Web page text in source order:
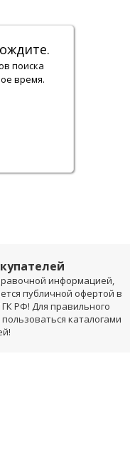
поиска
время.
информацией,
публичной офертой в
ГК РФ! Для правильного
каталогами